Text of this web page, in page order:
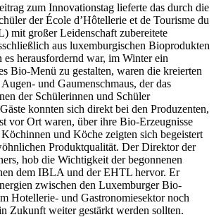
zum Innovationstag lieferte das durch die
der École d’Hôtellerie et de Tourisme du
mit großer Leidenschaft zubereitete
aus luxemburgischen Bioprodukten
es herausfordernd war, im Winter ein
Bio-Menü zu gestalten, waren die kreierten
und Gaumenschmaus, der das
der Schülerinnen und Schüler
konnten sich direkt bei den Produzenten,
vor Ort waren, über ihre Bio-Erzeugnisse
und Köche zeigten sich begeistert
Produktqualität. Der Direktor der
hob die Wichtigkeit der begonnenen
dem IBLA und der EHTL hervor. Er
zwischen den Luxemburger Bio-
Hotellerie- und Gastronomiesektor noch
Zukunft weiter gestärkt werden sollten.